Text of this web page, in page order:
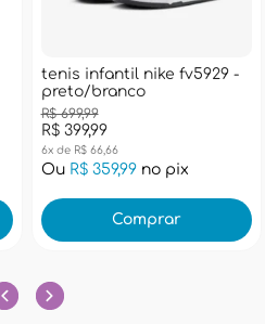
tenis infantil nike fv5929 -
preto/branco
R$ 399,99
R$ 699,99
6x de R$ 66,66
Ou R$ 359,99no pix
Comprar